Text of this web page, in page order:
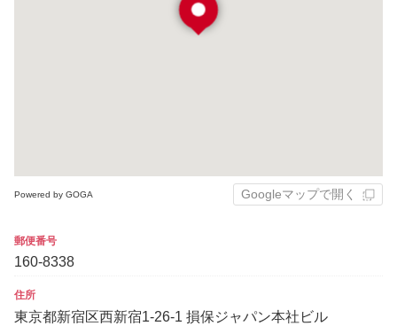
Powered by GOGA Googleマップで開く
郵便番号
160-8338
住所
東京都新宿区西新宿1-26-1 損保ジャパン本社ビル